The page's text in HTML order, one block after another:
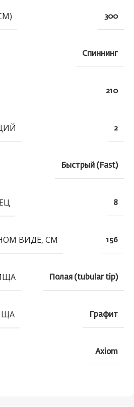
300
Спиннинг
210
2
Быстрый (Fast)
8
ВИДЕ, СМ 156
Полая (tubular tip)
Графит
Axiom